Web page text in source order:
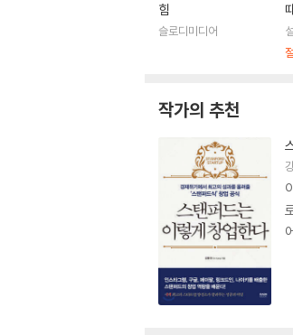
힘
슬로디미디어
작가의 추천